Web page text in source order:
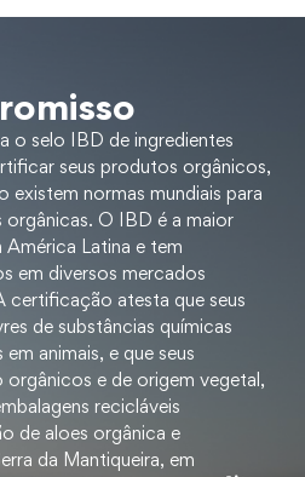
o selo IBD de ingredientes
seus produtos orgânicos,
existem normas mundiais para
orgânicas. O IBD é a maior
Latina e tem
em diversos mercados
certificação atesta que seus
de substâncias químicas
animais, e que seus
orgânicos e de origem vegetal,
recicláveis
de aloes orgânica e
da Mantiqueira, em